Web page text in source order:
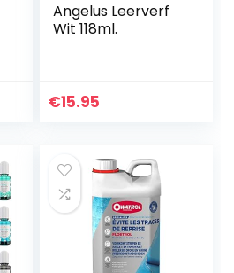
Angelus Leerverf
Wit 118ml.
€15.95